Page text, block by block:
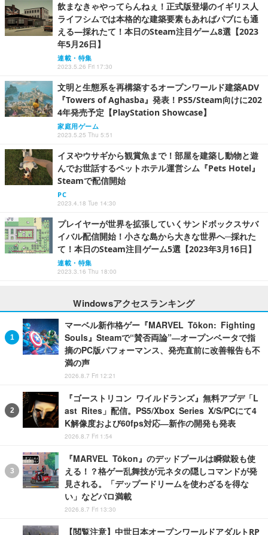
飲まなきゃやってらんねぇ！正式版登場のイギリス人
ライフシムでは本格的な建築要素もあればパブにも通
える―採れたて！本日のSteam注目ゲーム8選【2023
年5月26日】
連載・特集
2023.5.26 Fri 17:30
文明と生態系を再構築するオープンワールド建築ADV
『Towers of Aghasba』発表！PS5/Steam向けに202
4年発売予定【PlayStation Showcase】
家庭用ゲーム
2023.5.25 Thu 5:51
イヌやウサギから観賞魚まで！部屋を建築し動物と遊
んでお世話するペットホテル運営シム『Pets Hotel』
Steamで配信開始
PC
2023.4.18 Tue 14:30
プレイヤーが世界を拡張していくサンドボックスサバ
イバル配信開始！小さな島から大きな世界へ─採れた
て！本日のSteam注目ゲーム5選【2023年3月16日】
連載・特集
2023.3.16 Thu 18:00
Windowsアクセスランキング
マーベル新作格ゲー『MARVEL Tōkon: Fighting
Souls』Steamで“賛否両論”―オープンベータで指
摘のPC版パフォーマンス、発売直前に改善報告も不
満の声
2026.8.7 Fri 12:21
『ゴーストリコン ワイルドランズ』無料アプデ「L
ast Rites」配信。PS5/Xbox Series X/S/PCにて4
K解像度および60fps対応―新作の開発も発表
2026.8.7 Fri 1:54
『MARVEL Tōkon』のデッドプールは瞬獄殺も使
える！？格ゲー乱舞技が元ネタの隠しコマンドが発
見される。「デップードリームを使わざるを得な
い」などパロ満載
2026.8.7 Fri 13:30
【閲覧注意】中世日本オープンワールドアダルトRP